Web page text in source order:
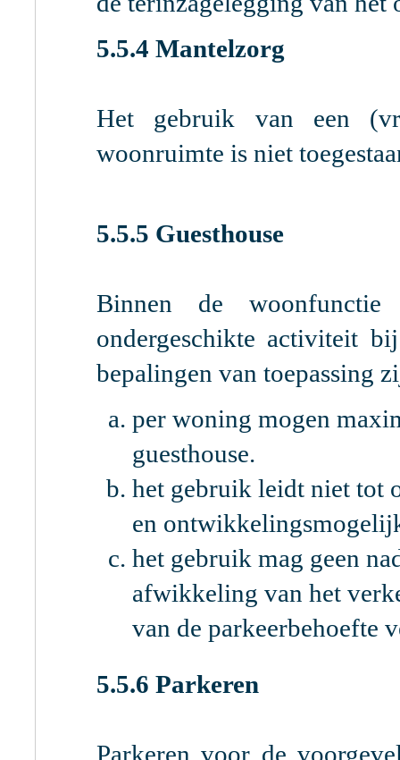
5.5.4 Mantelzorg
Het gebruik van een
woonruimte is niet
5.5.5 Guesthouse
Binnen de woonfunctie
ondergeschikte activiteit
bepalingen van toepassing
per woning mogen
guesthouse.
het gebruik leidt niet tot
en
het gebruik mag geen
afwikkeling van het
van de parkeerbehoefte
5.5.6 Parkeren
Parkeren voor de